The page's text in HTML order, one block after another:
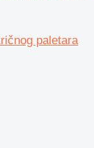
paletara